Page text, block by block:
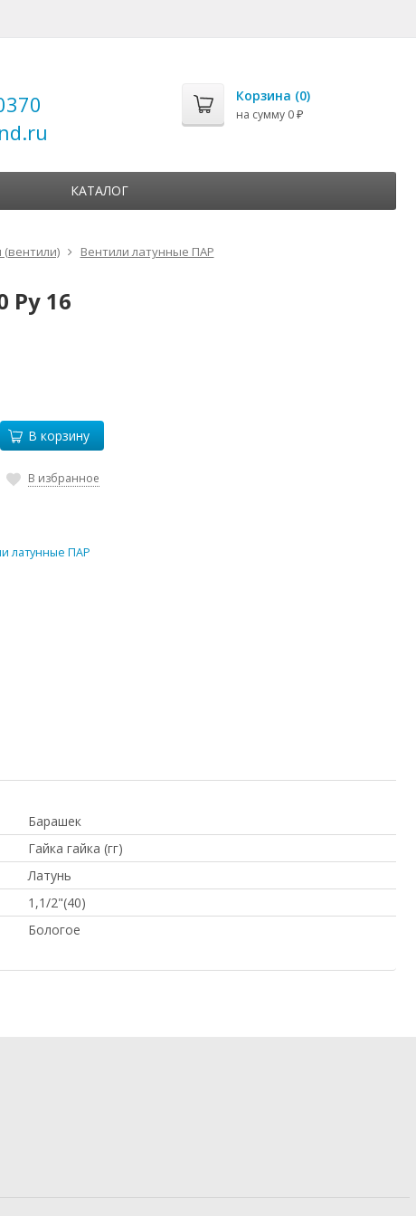
Корзина (0)
на сумму 0 ₽
КАТАЛОГ
Вентили латунные ПАР
Ру 16
В корзину
В избранное
латунные ПАР
Барашек
Гайка гайка (гг)
Латунь
1,1/2"(40)
Бологое